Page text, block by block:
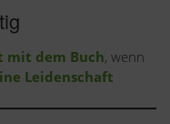
mit dem Buch, wenn
Leidenschaft